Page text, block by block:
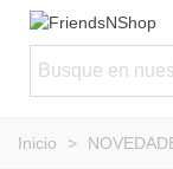
Inicio >